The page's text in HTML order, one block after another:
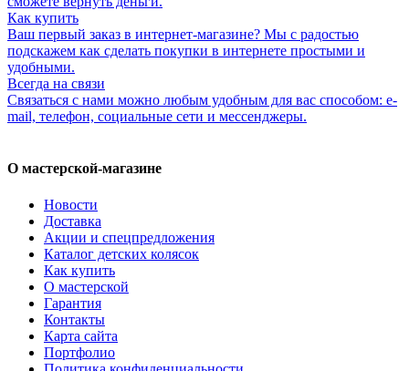
Как купить
Ваш первый заказ в интернет-магазине? Мы с радостью
подскажем как сделать покупки в интернете простыми и
удобными.
Всегда на связи
Связаться с нами можно любым удобным для вас способом: e-
mail, телефон, социальные сети и мессенджеры.
О мастерской-магазине
Новости
Доставка
Акции и спецпредложения
Каталог детских колясок
Как купить
О мастерской
Гарантия
Контакты
Карта сайта
Портфолио